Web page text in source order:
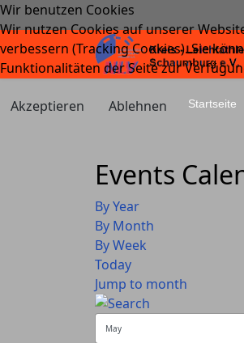
Startseite
Events
By Year
By Month
By Week
Today
Jump to month
Wir benutzen Cookies
Wir nutzen Cookies auf unserer
verbessern (Tracking Cookies). Sie
Funktionalitäten der Seite zur
Akzeptieren
Ablehnen